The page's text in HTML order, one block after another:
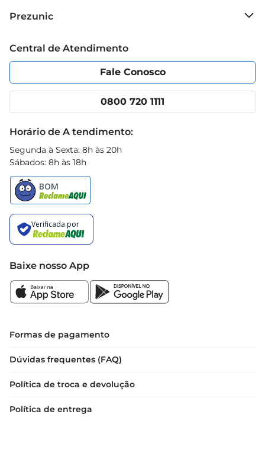
Grupo Cencosud
Política de Privacidade
Portal do fornecedor
Cencosud Media
Prezunic
Código de Ética
App Prezunic
Central de Atendimento
Fale Conosco
0800 720 1111
Horário de A tendimento:
Segunda à Sexta: 8h às 20h
Sábados: 8h às 18h
Baixe nosso App
Formas de pagamento
Dúvidas frequentes (FAQ)
Política de troca e devolução
Política de entrega